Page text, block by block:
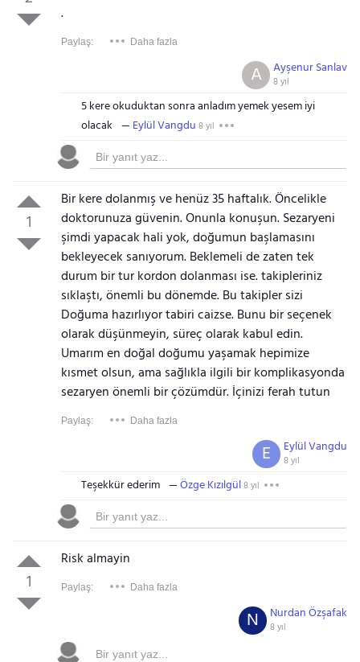
.
Paylaş: Daha fazla
Ayşenur Sanlav
8 yıl
A
5 kere okuduktan sonra anladım yemek yesem iyi
olacak
Eylül Vangdu 8 yıl
1
Bir kere dolanmış ve henüz 35 haftalık. Öncelikle
doktorunuza güvenin. Onunla konuşun. Sezaryeni
şimdi yapacak hali yok, doğumun başlamasını
bekleyecek sanıyorum. Beklemeli de zaten tek
durum bir tur kordon dolanması ise. takipleriniz
sıklaştı, önemli bu dönemde. Bu takipler sizi
Doğuma hazırlıyor tabiri caizse. Bunu bir seçenek
olarak düşünmeyin, süreç olarak kabul edin.
Umarım en doğal doğumu yaşamak hepimize
kısmet olsun, ama sağlıkla ilgili bir komplikasyonda
sezaryen önemli bir çözümdür. İçinizi ferah tutun
Paylaş: Daha fazla
Eylül Vangdu
8 yıl
E
Teşekkür ederim Özge Kızılgül8 yıl
1
Risk almayin
Paylaş: Daha fazla
Nurdan Özşafak
8 yıl
N
Gezinti Menüsü